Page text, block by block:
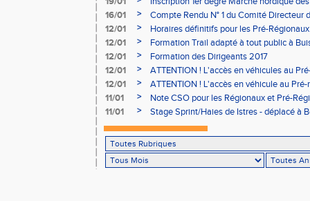
03/02 (sous condition)
16/01 >
Compte Rendu N° 1 du Comité Directeur
12/01
>
Horaires définitifs pour les Pré-
Aubière
12/01 >
Formation Trail adapté à tout public à
12/01
>
Formation des Dirigeants 2017
12/01
>
ATTENTION ! L'accès en véhicules au
Bains sera réglementé
12/01 >
ATTENTION ! L'accès en véhicule au
Bains sera réglementé
11/01 >
Note CSO pour les Régionaux et Pré-
11/01
> Stage Sprint/Haies de Istres - déplacé à